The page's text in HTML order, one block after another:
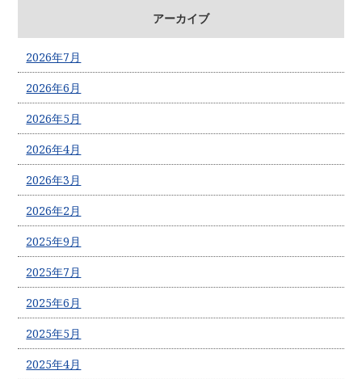
アーカイブ
2026年7月
2026年6月
2026年5月
2026年4月
2026年3月
2026年2月
2025年9月
2025年7月
2025年6月
2025年5月
2025年4月